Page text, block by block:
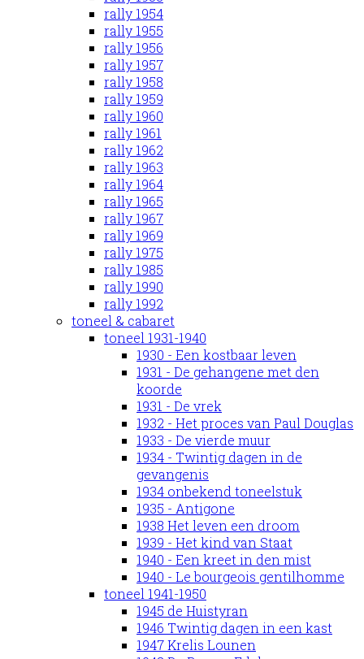
rally 1954
rally 1955
rally 1956
rally 1957
rally 1958
rally 1959
rally 1960
rally 1961
rally 1962
rally 1963
rally 1964
rally 1965
rally 1967
rally 1969
rally 1975
rally 1985
rally 1990
rally 1992
toneel & cabaret
toneel 1931-1940
1930 - Een kostbaar leven
1931 - De gehangene met den
koorde
1931 - De vrek
1932 - Het proces van Paul Douglas
1933 - De vierde muur
1934 - Twintig dagen in de
gevangenis
1934 onbekend toneelstuk
1935 - Antigone
1938 Het leven een droom
1939 - Het kind van Staat
1940 - Een kreet in den mist
1940 - Le bourgeois gentilhomme
toneel 1941-1950
1945 de Huistyran
1946 Twintig dagen in een kast
1947 Krelis Lounen